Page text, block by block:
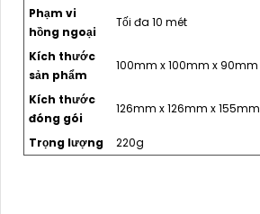
Phạm vi
hồng ngoại
Tối đa 10 mét
Kích thước
sản phẩm
100mm x 100mm x 90mm
Kích thước
đóng gói
126mm x 126mm x 155mm
Trọng lượng 220g